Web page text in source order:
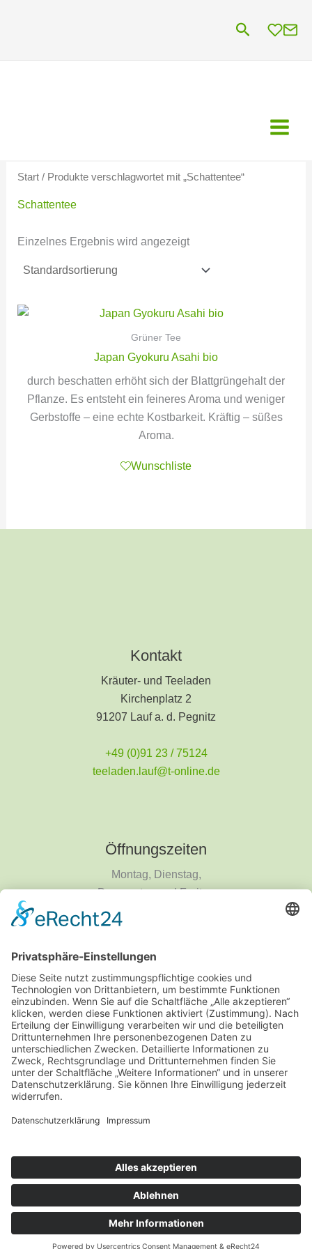
Suchen
Start/ Produkte verschlagwortet mit „Schattentee“
Schattentee
Einzelnes Ergebnis wird angezeigt
Grüner Tee
Japan Gyokuru Asahi bio
durch beschatten erhöht sich der Blattgrüngehalt der
Pflanze. Es entsteht ein feineres Aroma und weniger
Gerbstoffe – eine echte Kostbarkeit. Kräftig – süßes
Aroma.
Wunschliste
Kontakt
Kräuter- und Teeladen
Kirchenplatz 2
91207 Lauf a. d. Pegnitz
+49 (0)91 23 / 75124
teeladen.lauf@t-online.de
Öffnungszeiten
Montag, Dienstag,
Donnerstag und Freitag
9 - 14 Uhr
Informationen
Über uns
Produktanfrage
Datenschutzerklärung
Copyright © 2026 Kräuter und Teeladen Lauf